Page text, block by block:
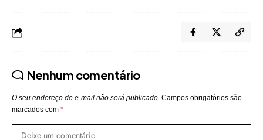
Nenhum comentário
O seu endereço de e-mail não será publicado. Campos obrigatórios são
marcados com *